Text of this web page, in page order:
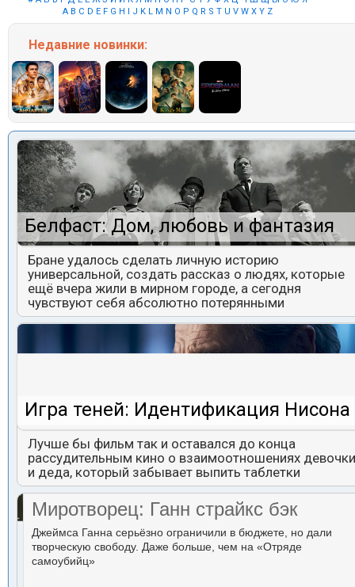
A B C D E F G H I J K L M N O P Q R S T U V W X Y Z
Недавние новинки:
Белфаст: Дом, любовь и фантазия
Бране удалось сделать личную историю
универсальной, создать рассказ о людях, которые
ещё вчера жили в мирном городе, а сегодня
чувствуют себя абсолютно потерянными
Игра теней: Идентификация Нисона
Лучше бы фильм так и оставался до конца
рассудительным кино о взаимоотношениях девочки
и деда, который забывает выпить таблетки
Миротворец: Ганн страйкс бэк
Джеймса Ганна серьёзно ограничили в бюджете, но дали
творческую свободу. Даже больше, чем на «Отряде
самоубийц»